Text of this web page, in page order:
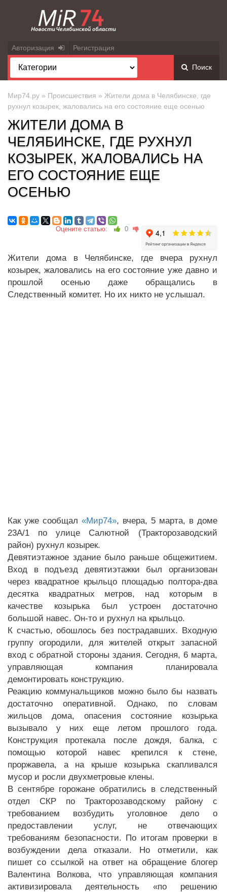
Авторизация Регистрация
Поиск
Мир74.ру » Происшествия » Жители дома в Челябинске, где
рухнул козырек, жаловались на его состояние еще осенью
ЖИТЕЛИ ДОМА В
ЧЕЛЯБИНСКЕ, ГДЕ РУХНУЛ
КОЗЫРЕК, ЖАЛОВАЛИСЬ НА
ЕГО СОСТОЯНИЕ ЕЩЕ
ОСЕНЬЮ
Оцените статью: 0
Жители дома в Челябинске, где вчера рухнул
козырек, жаловались на его состояние уже давно и
прошлой осенью даже обращались в
Следственный комитет. Но их никто не услышал.
Как уже сообщал «Мир74», вчера, 5 марта, в доме
23А/1 по улице Салютной (Тракторозаводский
район) рухнул козырек.
Девятиэтажное здание было раньше общежитием.
Вход в подъезд девятиэтажки был организован
через квадратное крыльцо площадью полтора-два
десятка квадратных метров, над которым в
качестве козырька был устроен достаточно
большой навес. Он-то и рухнул на крыльцо.
К счастью, обошлось без пострадавших. Входную
группу огородили, для жителей открыт запасной
вход с обратной стороны здания. Сегодня, 6 марта,
управляющая компания планировала
демонтировать конструкцию.
Реакцию коммунальщиков можно было бы назвать
достаточно оперативной. Однако, по словам
жильцов дома, опасения состояние козырька
вызывало у них еще летом прошлого года.
Конструкция протекала после дождя, балка, с
помощью которой навес крепился к стене,
проржавела, а на крыше козырька скапливался
мусор и росли двухметровые клены.
В сентябре горожане обратились в следственный
отдел СКР по Тракторозаводскому району с
требованием возбудить уголовное дело о
предоставлении услуг, не отвечающих
требованиям безопасности. По итогам проверки в
возбуждении дела отказали. Но отметили, как
пишет со ссылкой на ответ на обращение блогер
Валентина Волкова, что управляющая компания
активизировала деятельность «по решению